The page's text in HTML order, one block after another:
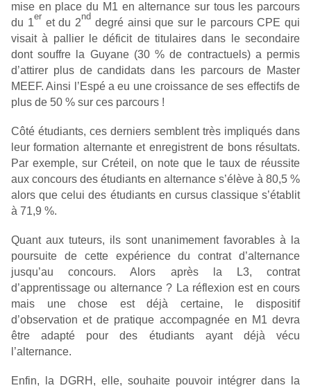
mise en place du M1 en alternance sur tous les parcours
du 1
er
et du 2
nd
degré ainsi que sur le parcours CPE qui
visait à pallier le déficit de titulaires dans le secondaire
dont souffre la Guyane (30 % de contractuels) a permis
d’attirer plus de candidats dans les parcours de Master
MEEF. Ainsi l’Espé a eu une croissance de ses effectifs de
plus de 50 % sur ces parcours !
Côté étudiants, ces derniers semblent très impliqués dans
leur formation alternante et enregistrent de bons résultats.
Par exemple, sur Créteil, on note que le taux de réussite
aux concours des étudiants en alternance s’élève à 80,5 %
alors que celui des étudiants en cursus classique s’établit
à 71,9 %.
Quant aux tuteurs, ils sont unanimement favorables à la
poursuite de cette expérience du contrat d’alternance
jusqu’au concours. Alors après la L3, contrat
d’apprentissage ou alternance ? La réflexion est en cours
mais une chose est déjà certaine, le dispositif
d’observation et de pratique accompagnée en M1 devra
être adapté pour des étudiants ayant déjà vécu
l’alternance.
Enfin, la DGRH, elle, souhaite pouvoir intégrer dans la